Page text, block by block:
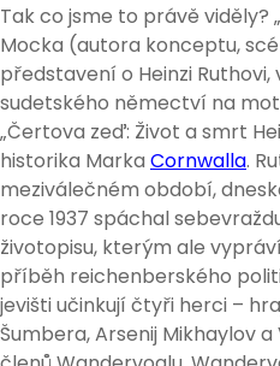
Tak co jsme to právě viděly?
Mocka (autora konceptu,
představení o Heinzi
sudetského němectví na
„Čertova zeď: Život a smrt
historika Marka Cornwalla.
meziválečném období,
roce 1937 spáchal
životopisu, kterým ale
příběh reichenberského
jevišti učinkují čtyři herci –
Šumbera, Arsenij Mikhaylov